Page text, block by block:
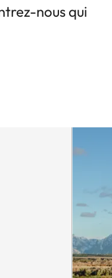
nous qui